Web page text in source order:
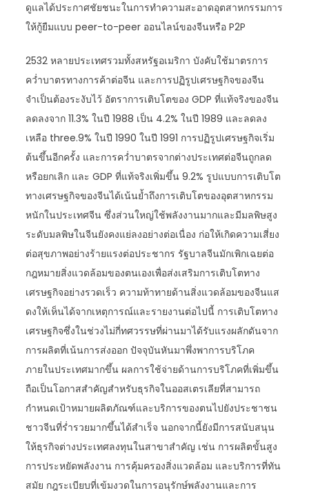
ดูแลได้ประกาศชัยชนะในการทำความสะอาดอุตสาหกรรมการ
ให้กู้ยืมแบบ peer-to-peer ออนไลน์ของจีนหรือ P2P
2532 หลายประเทศรวมทั้งสหรัฐอเมริกา บังคับใช้มาตรการ
คว่ำบาตรทางการค้าต่อจีน และการปฏิรูปเศรษฐกิจของจีน
จำเป็นต้องระงับไว้ อัตราการเติบโตของ GDP ที่แท้จริงของจีน
ลดลงจาก 11.3% ในปี 1988 เป็น 4.2% ในปี 1989 และลดลง
เหลือ three.9% ในปี 1990 ในปี 1991 การปฏิรูปเศรษฐกิจเริ่ม
ต้นขึ้นอีกครั้ง และการคว่ำบาตรจากต่างประเทศต่อจีนถูกลด
หรือยกเลิก และ GDP ที่แท้จริงเพิ่มขึ้น 9.2% รูปแบบการเติบโต
ทางเศรษฐกิจของจีนได้เน้นย้ำถึงการเติบโตของอุตสาหกรรม
หนักในประเทศจีน ซึ่งส่วนใหญ่ใช้พลังงานมากและมีมลพิษสูง
ระดับมลพิษในจีนยังคงแย่ลงอย่างต่อเนื่อง ก่อให้เกิดความเสี่ยง
ต่อสุขภาพอย่างร้ายแรงต่อประชากร รัฐบาลจีนมักเพิกเฉยต่อ
กฎหมายสิ่งแวดล้อมของตนเองเพื่อส่งเสริมการเติบโตทาง
เศรษฐกิจอย่างรวดเร็ว ความท้าทายด้านสิ่งแวดล้อมของจีนแส
ดงให้เห็นได้จากเหตุการณ์และรายงานต่อไปนี้ การเติบโตทาง
เศรษฐกิจซึ่งในช่วงไม่กี่ทศวรรษที่ผ่านมาได้รับแรงผลักดันจาก
การผลิตที่เน้นการส่งออก ปัจจุบันหันมาพึ่งพาการบริโภค
ภายในประเทศมากขึ้น ผลการใช้จ่ายด้านการบริโภคที่เพิ่มขึ้น
ถือเป็นโอกาสสำคัญสำหรับธุรกิจในออสเตรเลียที่สามารถ
กำหนดเป้าหมายผลิตภัณฑ์และบริการของตนไปยังประชาชน
ชาวจีนที่ร่ำรวยมากขึ้นได้สำเร็จ นอกจากนี้ยังมีการสนับสนุน
ให้ธุรกิจต่างประเทศลงทุนในสาขาสำคัญ เช่น การผลิตขั้นสูง
การประหยัดพลังงาน การคุ้มครองสิ่งแวดล้อม และบริการที่ทัน
สมัย กฎระเบียบที่เข้มงวดในการอนุรักษ์พลังงานและการ